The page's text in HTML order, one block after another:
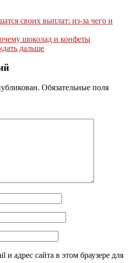
своих выплат: из-за чего и
шоколад и конфеты
дальше
Обязательные поля
и адрес сайта в этом браузере для